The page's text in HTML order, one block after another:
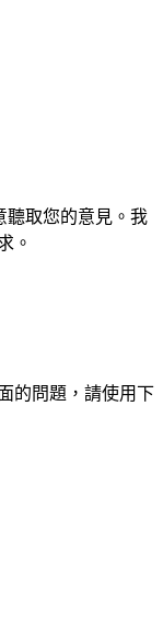
取您的意見。我
。
的問題，請使用下